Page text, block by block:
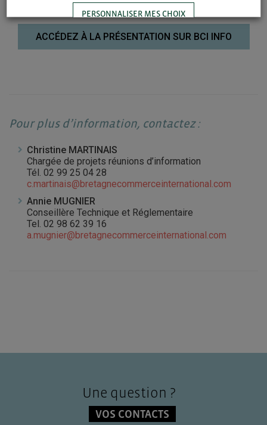
ACCÉDEZ À LA PRÉSENTATION SUR BCI INFO
Pour plus d’information, contactez :
Christine MARTINAIS
Chargée de projets réunions d’information
Tél. 02 99 25 04 28
c.martinais@bretagnecommerceinternational.com
Annie MUGNIER
Conseillère Technique et Réglementaire
Tel. 02 98 62 39 16
a.mugnier@bretagnecommerceinternational.com
Une question ?
VOS CONTACTS
PERSONNALISER MES CHOIX
TOUT ACCEPTER